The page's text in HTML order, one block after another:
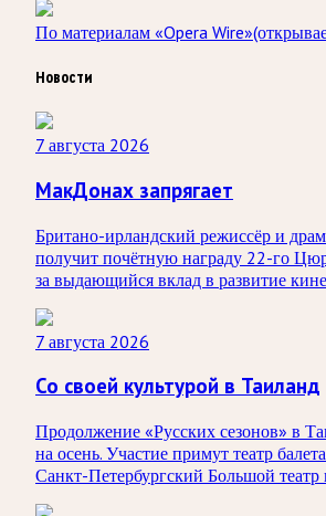
По материалам «Opera Wire»
Новости
7 августа 2026
МакДонах запрягает
Британо-ирландский режиссёр и
получит почётную награду 22-го
за выдающийся вклад в развитие
7 августа 2026
Со своей культурой в Таиланд
Продолжение «Русских сезонов» в
на осень. Участие примут театр
Санкт-Петербургский Большой театр